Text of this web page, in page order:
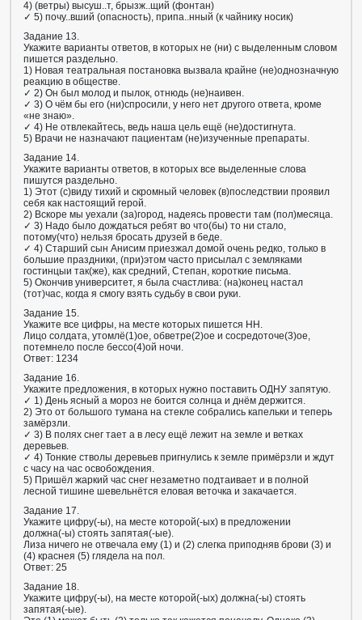
4) (ветры) высуш..т, брызж..щий (фонтан)
✓ 5) почу..вший (опасность), припа..нный (к чайнику носик)
Задание 13.
Укажите варианты ответов, в которых не (ни) с выделенным словом
пишется раздельно.
1) Новая театральная постановка вызвала крайне (не)однозначную
реакцию в обществе.
✓ 2) Он был молод и пылок, отнюдь (не)наивен.
✓ 3) О чём бы его (ни)спросили, у него нет другого ответа, кроме
«не знаю».
✓ 4) Не отвлекайтесь, ведь наша цель ещё (не)достигнута.
5) Врачи не назначают пациентам (не)изученные препараты.
Задание 14.
Укажите варианты ответов, в которых все выделенные слова
пишутся раздельно.
1) Этот (с)виду тихий и скромный человек (в)последствии проявил
себя как настоящий герой.
2) Вскоре мы уехали (за)город, надеясь провести там (пол)месяца.
✓ 3) Надо было дождаться ребят во что(бы) то ни стало,
потому(что) нельзя бросать друзей в беде.
✓ 4) Старший сын Анисим приезжал домой очень редко, только в
большие праздники, (при)этом часто присылал с земляками
гостинцыи так(же), как средний, Степан, короткие письма.
5) Окончив университет, я была счастлива: (на)конец настал
(тот)час, когда я смогу взять судьбу в свои руки.
Задание 15.
Укажите все цифры, на месте которых пишется НН.
Лицо солдата, утомлё(1)ое, обветре(2)ое и сосредоточе(3)ое,
потемнело после бессо(4)ой ночи.
Ответ: 1234
Задание 16.
Укажите предложения, в которых нужно поставить ОДНУ запятую.
✓ 1) День ясный а мороз не боится солнца и днём держится.
2) Это от большого тумана на стекле собрались капельки и теперь
замёрзли.
✓ 3) В полях снег тает а в лесу ещё лежит на земле и ветках
деревьев.
✓ 4) Тонкие стволы деревьев пригнулись к земле примёрзли и ждут
с часу на час освобождения.
5) Пришёл жаркий час снег незаметно подтаивает и в полной
лесной тишине шевельнётся еловая веточка и закачается.
Задание 17.
Укажите цифру(-⁠ы), на месте которой(-⁠ых) в предложении
должна(-⁠ы) стоять запятая(-⁠ые).
Лиза ничего не отвечала ему (1) и (2) слегка приподняв брови (3) и
(4) краснея (5) глядела на пол.
Ответ: 25
Задание 18.
Укажите цифру(-ы), на месте которой(-ых) должна(-ы) стоять
запятая(-ые).